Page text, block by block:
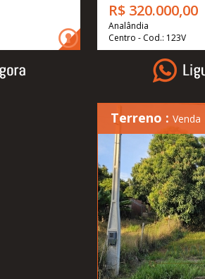
R$ 320.000,00
Analândia
Centro - Cod.: 123V
Terreno : Venda